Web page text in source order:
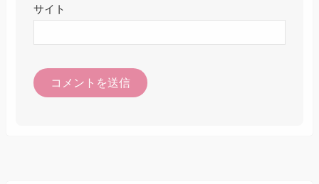
サイト